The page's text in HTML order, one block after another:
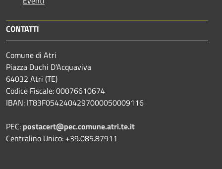
CONTATTI
Comune di Atri
Piazza Duchi D'Acquaviva
64032 Atri (TE)
Codice Fiscale: 00076610674
IBAN: IT83F0542404297000050009116
PEC: postacert@pec.comune.atri.te.it
Centralino Unico: +39.085.87911